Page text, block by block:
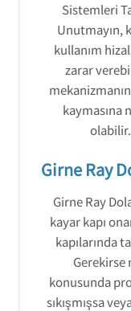
Sistemleri
Unutmayın,
kullanım
zarar
kaymasına
olabilir.
Girne Ray
Girne Ray
kayar kapı
kapılarında
Gerekirse
konusunda
sıkışmışsa